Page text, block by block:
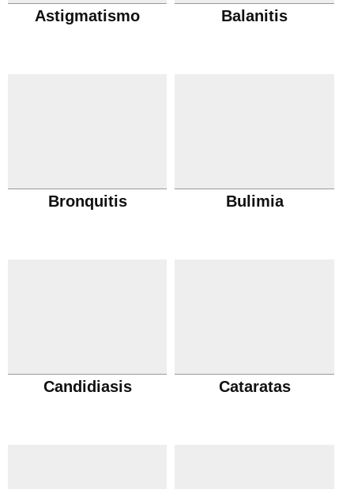
Astigmatismo Balanitis
Bronquitis Bulimia
Candidiasis Cataratas